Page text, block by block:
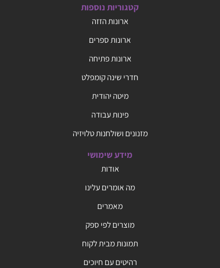
קטגוריות נוספות
ארונות הזזה
ארונות ספרים
ארונות פתיחה
חדרי שינה קומפלט
מיטה יהודית
פינות עבודה
מזנונים ושולחנות טלויזיה
מידע שימושי
אודות
מה אומרים עלינו
מאמרים
מוצרים לפי ספק
תמונות מבית לקוח
רהיטים עם חיוכים